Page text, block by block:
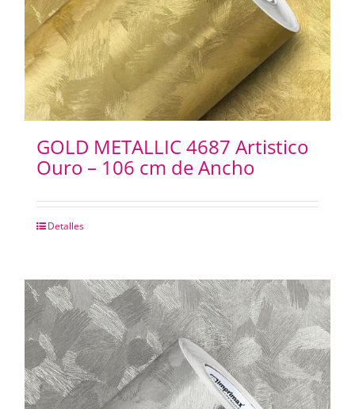
GOLD METALLIC 4687 Artistico
Ouro – 106 cm de Ancho
Detalles